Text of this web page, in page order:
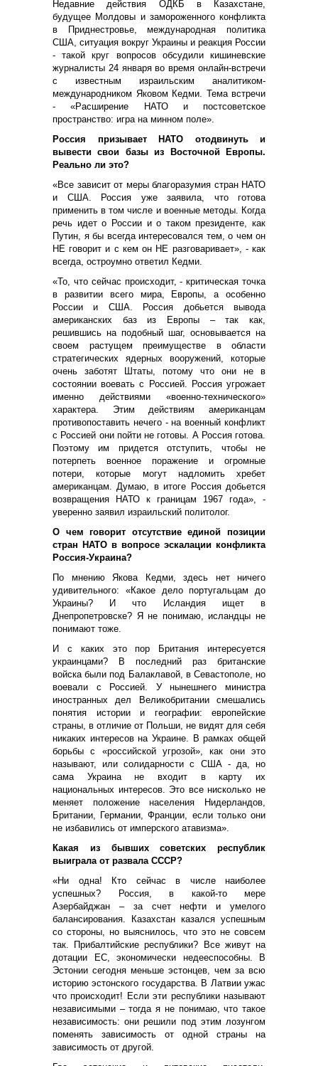
Недавние действия ОДКБ в Казахстане,
будущее Молдовы и замороженного конфликта
в Приднестровье, международная политика
США, ситуация вокруг Украины и реакция России
- такой круг вопросов обсудили кишиневские
журналисты 24 января во время онлайн-встречи
с известным израильским аналитиком-
международником Яковом Кедми. Тема встречи
- «Расширение НАТО и постсоветское
пространство: игра на минном поле».
Россия призывает НАТО отодвинуть и
вывести свои базы из Восточной Европы.
Реально ли это?
«Все зависит от меры благоразумия стран НАТО
и США. Россия уже заявила, что готова
применить в том числе и военные методы. Когда
речь идет о России и о таком президенте, как
Путин, я бы всегда интересовался тем, о чем он
НЕ говорит и с кем он НЕ разговаривает», - как
всегда, остроумно ответил Кедми.
«То, что сейчас происходит, - критическая точка
в развитии всего мира, Европы, а особенно
России и США. Россия добьется вывода
американских баз из Европы – так как,
решившись на подобный шаг, основывается на
своем растущем преимуществе в области
стратегических ядерных вооружений, которые
очень заботят Штаты, потому что они не в
состоянии воевать с Россией. Россия угрожает
именно действиями «военно-технического»
характера. Этим действиям американцам
противопоставить нечего - на военный конфликт
с Россией они пойти не готовы. А Россия готова.
Поэтому им придется отступить, чтобы не
потерпеть военное поражение и огромные
потери, которые могут надломить хребет
американцам. Думаю, в итоге Россия добьется
возвращения НАТО к границам 1967 года», -
уверенно заявил израильский политолог.
О чем говорит отсутствие единой позиции
стран НАТО в вопросе эскалации конфликта
Россия-Украина?
По мнению Якова Кедми, здесь нет ничего
удивительного: «Какое дело португальцам до
Украины? И что Исландия ищет в
Днепропетровске? Я не понимаю, исландцы не
понимают тоже.
И с каких это пор Британия интересуется
украинцами? В последний раз британские
войска были под Балаклавой, в Севастополе, но
воевали с Россией. У нынешнего министра
иностранных дел Великобритании смешались
понятия истории и географии: европейские
страны, в отличие от Польши, не видят для себя
никаких интересов на Украине. В рамках общей
борьбы с «российской угрозой», как они это
называют, или солидарности с США - да, но
сама Украина не входит в карту их
национальных интересов. Это все нисколько не
меняет положение населения Нидерландов,
Британии, Германии, Франции, если только они
не избавились от имперского атавизма».
Какая из бывших советских республик
выиграла от развала СССР?
«Ни одна! Кто сейчас в числе наиболее
успешных? Россия, в какой-то мере
Азербайджан – за счет нефти и умелого
балансирования. Казахстан казался успешным
со стороны, но выяснилось, что это не совсем
так. Прибалтийские республики? Все живут на
дотации ЕС, экономически недееспособны. В
Эстонии сегодня меньше эстонцев, чем за всю
историю эстонского государства. В Латвии ужас
что происходит! Если эти республики называют
независимыми – тогда я не понимаю, что такое
независимость: они решили под этим лозунгом
поменять зависимость от одной страны на
зависимость от другой.